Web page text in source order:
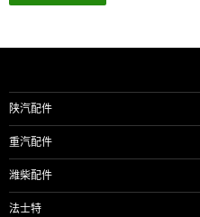
陕汽配件
重汽配件
潍柴配件
法士特